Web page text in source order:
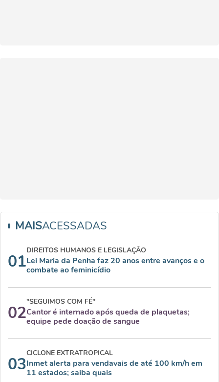
MAISACESSADAS
01
DIREITOS HUMANOS E LEGISLAÇÃO
Lei Maria da Penha faz 20 anos entre avanços e o
combate ao feminicídio
02
"SEGUIMOS COM FÉ"
Cantor é internado após queda de plaquetas;
equipe pede doação de sangue
03
CICLONE EXTRATROPICAL
Inmet alerta para vendavais de até 100 km/h em
11 estados; saiba quais